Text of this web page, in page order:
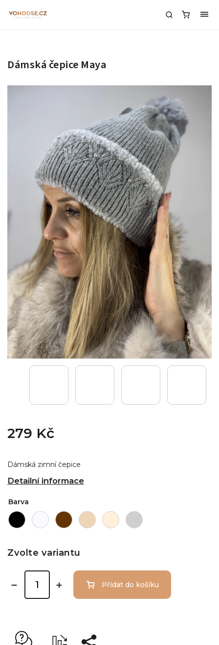
Dámská čepice Maya
279 Kč
Dámská zimní čepice
Detailní informace
Barva
Zvolte variantu
Přidat do košíku